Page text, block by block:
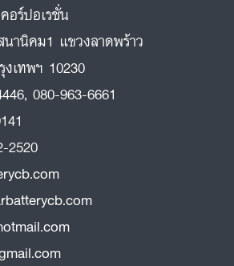
ร์ปอเรชั่น
านิคม1 แขวงลาดพร้าว
เทพฯ 10230
, 080-963-6661
2520